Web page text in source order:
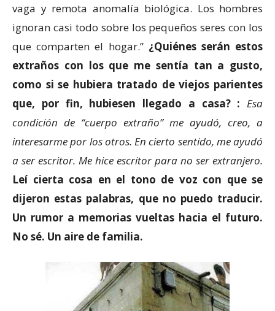
vaga y remota anomalía biológica. Los hombres
ignoran casi todo sobre los pequeños seres con los
que comparten el hogar.”¿Quiénes serán estos
extraños con los que me sentía tan a gusto,
como si se hubiera tratado de viejos parientes
que, por fin, hubiesen llegado a casa? : Esa
condición de “cuerpo extraño” me ayudó, creo, a
interesarme por los otros. En cierto sentido, me ayudó
a ser escritor. Me hice escritor para no ser extranjero.
Leí cierta cosa en el tono de voz con que se
dijeron estas palabras, que no puedo traducir.
Un rumor a memorias vueltas hacia el futuro.
No sé. Un aire de familia.